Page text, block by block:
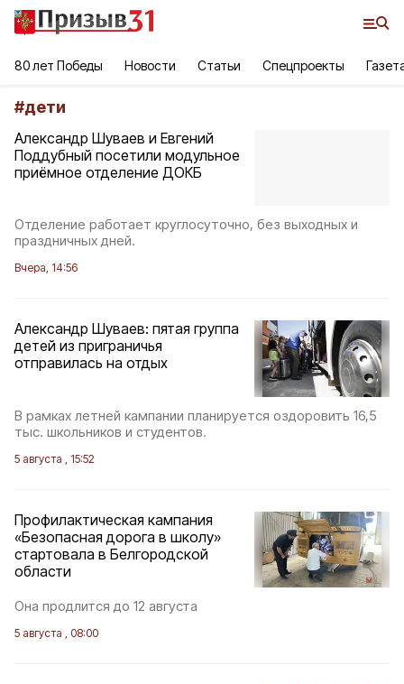
80 лет Победы Новости Статьи Спецпроекты
#дети
Александр Шуваев и Евгений
Поддубный посетили модульное
приёмное отделение ДОКБ
Отделение работает круглосуточно, без выходных и
праздничных дней.
Вчера, 14:56
Александр Шуваев: пятая группа
детей из приграничья
отправилась на отдых
В рамках летней кампании планируется оздоровить 16,5
тыс. школьников и студентов.
5 августа , 15:52
Профилактическая кампания
«Безопасная дорога в школу»
стартовала в Белгородской
области
Она продлится до 12 августа
5 августа , 08:00